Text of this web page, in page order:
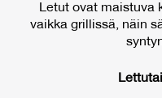
Letut ovat maistuva
vaikka grillissä, näin